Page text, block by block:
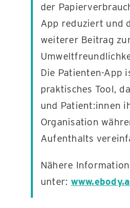
der
App reduziert und
weiterer Beitrag
Die Patienten-App
praktisches Tool,
und Patient:innen
Organisation
Aufenthalts
Nähere
unter: